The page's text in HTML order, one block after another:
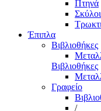
Πτηνά
Σκύλοι
Έπιπλα
Βιβλιοθήκες
Βιβλιοθήκες
Γραφείο
/